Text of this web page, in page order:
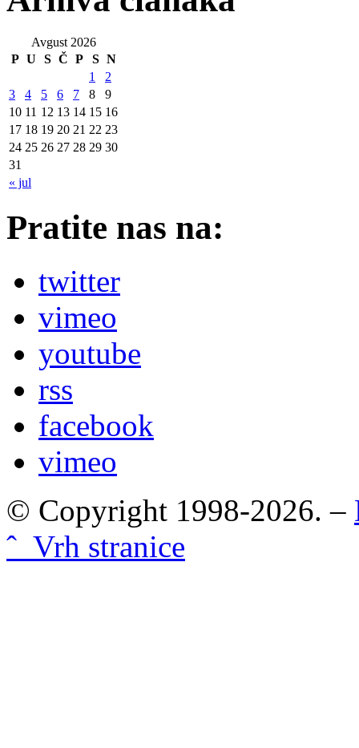
Avgust 2026
P U S Č P S N
« jul
1
2
3
4 5 6 7 8
9
10 11 12 13 14 15 16
17 18 19 20 21 22 23
24 25 26 27 28 29 30
31
Pratite nas na:
twitter
vimeo
youtube
rss
facebook
vimeo
© Copyright 1998-2026. –
ˆ Vrh stranice